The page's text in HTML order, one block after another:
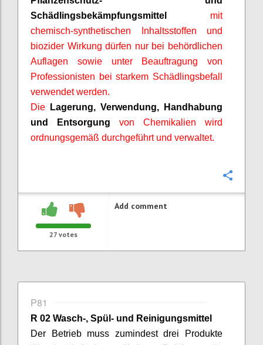
Schädlingsbekämpfungsmittel mit
chemisch-synthetischen Inhaltsstoffen und
biozider Wirkung dürfen nur bei behördlichen
Auflagen sowie unter Beauftragung von
Professionisten bei starkem Schädlingsbefall
verwendet werden.
Die
Lagerung, Verwendung, Handhabung
und Entsorgung von Chemikalien wird
ordnungsgemäß durchgeführt und verwaltet.
27 votes
Add comment
P81
R 02 Wasch-, Spül- und Reinigungsmittel
Der Betrieb muss zumindest drei Produkte